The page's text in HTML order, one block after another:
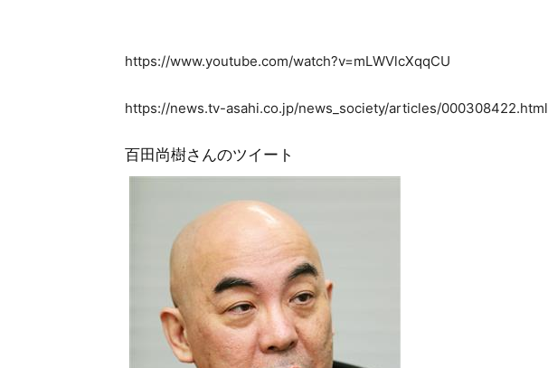
https://www.youtube.com/watch?v=mLWVlcXqqCU
https://news.tv-asahi.co.jp/news_society/articles/000308422.html
百田尚樹さんのツイート